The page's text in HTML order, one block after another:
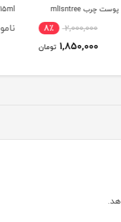
پوست چرب mlIsntree
hyaluronic acid watery
2,000,000 8٪
1,850,000 تومان
15ml